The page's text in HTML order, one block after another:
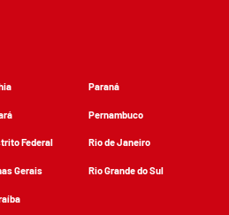
Federal
Gerais
Paraná
Pernambuco
Rio de Janeiro
Rio Grande do Sul